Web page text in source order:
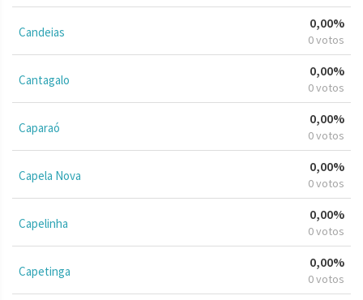
Candeias
0,00%
0 votos
Cantagalo
0,00%
0 votos
Caparaó
0,00%
0 votos
Capela Nova
0,00%
0 votos
Capelinha
0,00%
0 votos
Capetinga
0,00%
0 votos